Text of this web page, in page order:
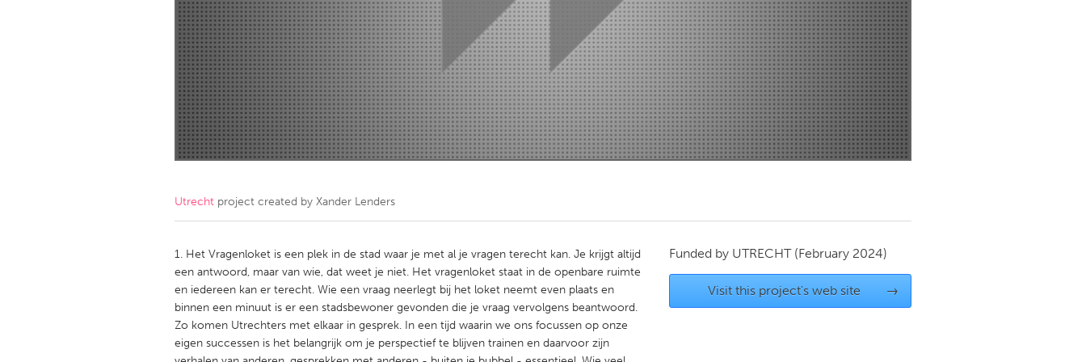
Amherstburg
Kingston Kitchener-Waterloo New Glasgow
Newmarket
Ottawa
South Shore Toronto
MALAYSIA
Kuala Lumpur
NETHERLANDS
QATAR
Qatar
Singapore
Utrecht project created by Xander Lenders
Het Vragenloket is een plek in de stad waar je met al je vragen terecht kan. Je krijgt altijd
een antwoord, maar van wie, dat weet je niet. Het vragenloket staat in de openbare ruimte
en iedereen kan er terecht. Wie een vraag neerlegt bij het loket neemt even plaats en
binnen een minuut is er een stadsbewoner gevonden die je vraag vervolgens beantwoord.
Zo komen Utrechters met elkaar in gesprek. In een tijd waarin we ons focussen op onze
eigen successen is het belangrijk om je perspectief te blijven trainen en daarvoor zijn
Funded by UTRECHT (February 2024)
Visit this project's web site →